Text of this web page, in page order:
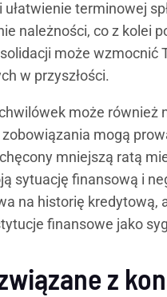
ułatwienie terminowej
należności, co z kolei
może
w przyszłości.
może również
mogą
mniejszą ratą
sytuację finansową i
na historię
finansowe jako
z